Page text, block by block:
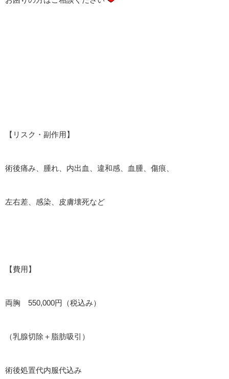
【リスク・副作用】
術後痛み、腫れ、内出血、違和感、血腫、傷痕、
左右差、感染、皮膚壊死など
【費用】
両胸 550,000円（税込み）
（乳腺切除＋脂肪吸引）
術後処置代内服代込み